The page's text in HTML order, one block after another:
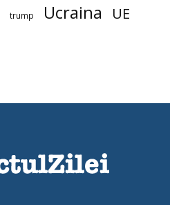
trump Ucraina UE